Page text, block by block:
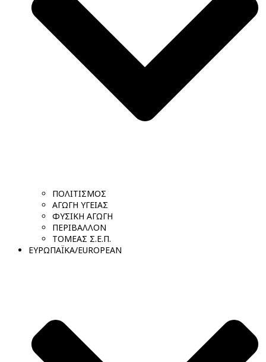
ΠΟΛΙΤΙΣΜΟΣ
ΑΓΩΓΗ ΥΓΕΙΑΣ
ΦΥΣΙΚΗ ΑΓΩΓΗ
ΠΕΡΙΒΑΛΛΟΝ
ΤΟΜΕΑΣ Σ.Ε.Π.
ΕΥΡΩΠΑΪΚΑ/EUROPEAN